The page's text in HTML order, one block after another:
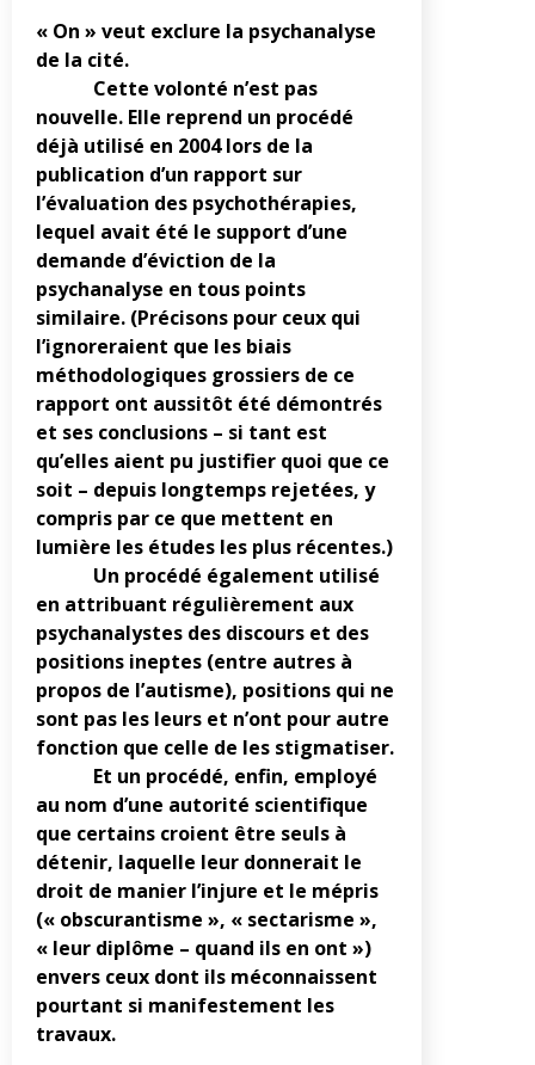
« On » veut exclure la psychanalyse
de la cité.
Cette volonté n’est pas
nouvelle. Elle reprend un procédé
déjà utilisé en 2004 lors de la
publication d’un rapport sur
l’évaluation des psychothérapies,
lequel avait été le support d’une
demande d’éviction de la
psychanalyse en tous points
similaire. (Précisons pour ceux qui
l’ignoreraient que les biais
méthodologiques grossiers de ce
rapport ont aussitôt été démontrés
et ses conclusions – si tant est
qu’elles aient pu justifier quoi que ce
soit – depuis longtemps rejetées, y
compris par ce que mettent en
lumière les études les plus récentes.)
Un procédé également utilisé
en attribuant régulièrement aux
psychanalystes des discours et des
positions ineptes (entre autres à
propos de l’autisme), positions qui ne
sont pas les leurs et n’ont pour autre
fonction que celle de les stigmatiser.
Et un procédé, enfin, employé
au nom d’une autorité scientifique
que certains croient être seuls à
détenir, laquelle leur donnerait le
droit de manier l’injure et le mépris
(« obscurantisme », « sectarisme »,
« leur diplôme – quand ils en ont »)
envers ceux dont ils méconnaissent
pourtant si manifestement les
travaux.